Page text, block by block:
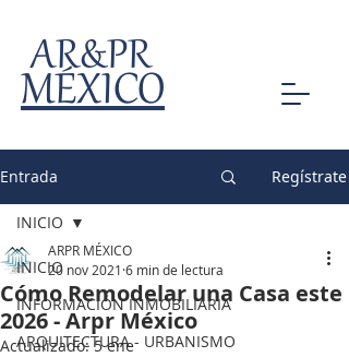
MÉXICO
AR&PR
Entrada Regístrate
INICIO
INFORMACIÓN INMOBILIARIA
ARQUITECTURA - URBANISMO
INICIO
Cómo Remodelar una Casa este
2026 - Arpr México
ARPR MÉXICO
20 nov 2021 6 min de lectura
Actualizado: 5 ene